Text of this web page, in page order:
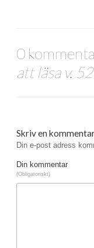
0
att läsa v.
Skriv en
Din e-post adress
Din kommentar
(Obligatoriskt)